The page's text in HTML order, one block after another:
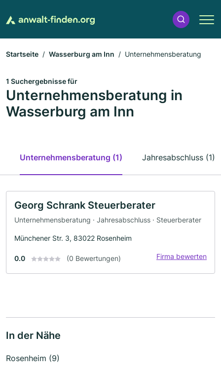
Startseite Wasserburg am Inn Unternehmensberatung
1 Suchergebnisse für
Unternehmensberatung in
Wasserburg am Inn
Unternehmensberatung (1) Jahresabschluss (1)
Georg Schrank Steuerberater
Unternehmensberatung · Jahresabschluss · Steuerberater
Münchener Str. 3, 83022 Rosenheim
0.0 (0 Bewertungen) Firma bewerten
In der Nähe
Rosenheim (9)